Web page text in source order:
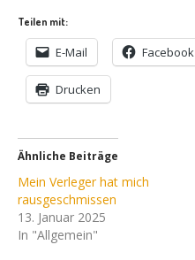
Teilen mit:
E-Mail Facebook
Drucken
Ähnliche Beiträge
Mein Verleger hat mich
rausgeschmissen
13. Januar 2025
In "Allgemein"